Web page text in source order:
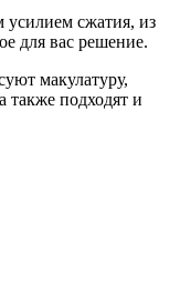
сжатия, из
для вас решение.
макулатуру,
также подходят и